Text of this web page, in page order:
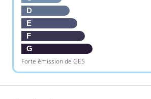
D
E
F
G
Forte émission de GES